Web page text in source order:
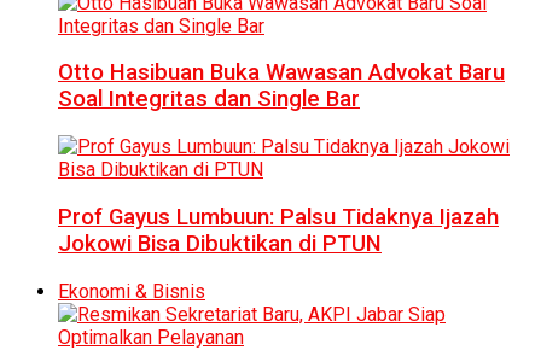
Otto Hasibuan Buka Wawasan Advokat Baru
Soal Integritas dan Single Bar
Prof Gayus Lumbuun: Palsu Tidaknya Ijazah
Jokowi Bisa Dibuktikan di PTUN
Ekonomi & Bisnis